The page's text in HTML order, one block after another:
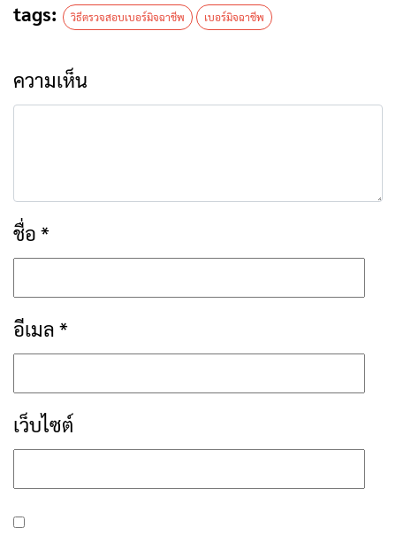
tags: วิธีตรวจสอบเบอร์มิจฉาชีพ เบอร์มิจฉาชีพ
ความเห็น
ชื่อ *
อีเมล *
เว็บไซต์